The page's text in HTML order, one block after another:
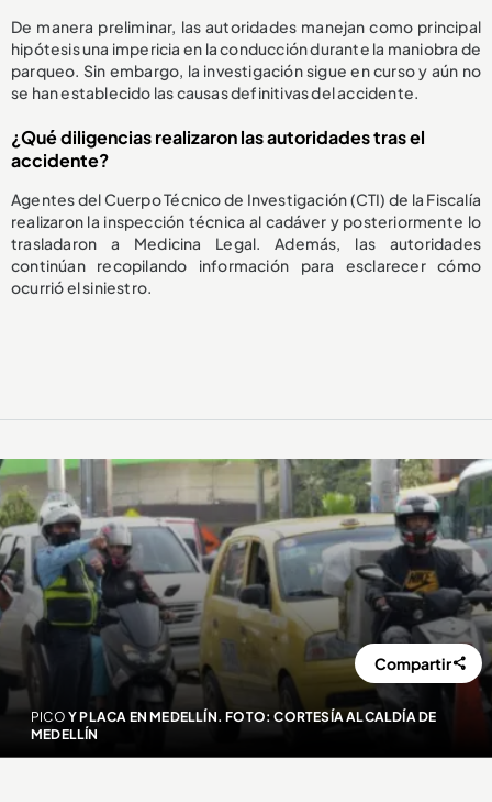
De manera preliminar, las autoridades manejan como principal
hipótesis una impericia en la conducción durante la maniobra de
parqueo. Sin embargo, la investigación sigue en curso y aún no
se han establecido las causas definitivas del accidente.
¿Qué diligencias realizaron las autoridades tras el
accidente?
Agentes del Cuerpo Técnico de Investigación (CTI) de la Fiscalía
realizaron la inspección técnica al cadáver y posteriormente lo
trasladaron a Medicina Legal. Además, las autoridades
continúan recopilando información para esclarecer cómo
ocurrió el siniestro.
PICO Y PLACA EN MEDELLÍN. FOTO: CORTESÍA ALCALDÍA DE
MEDELLÍN
Compartir